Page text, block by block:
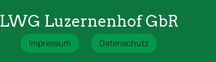
LWG Luzernenhof GbR
Impressum Datenschutz